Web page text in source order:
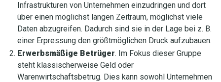
Infrastrukturen von Unternehmen einzudringen und dort
über einen möglichst langen Zeitraum, möglichst viele
Daten abzugreifen. Dadurch sind sie in der Lage bei z. B.
einer Erpressung den größtmöglichen Druck aufzubauen.
Erwerbsmäßige Betrüger. Im Fokus dieser Gruppe
steht klassischerweise Geld oder
Warenwirtschaftsbetrug. Dies kann sowohl Unternehmen